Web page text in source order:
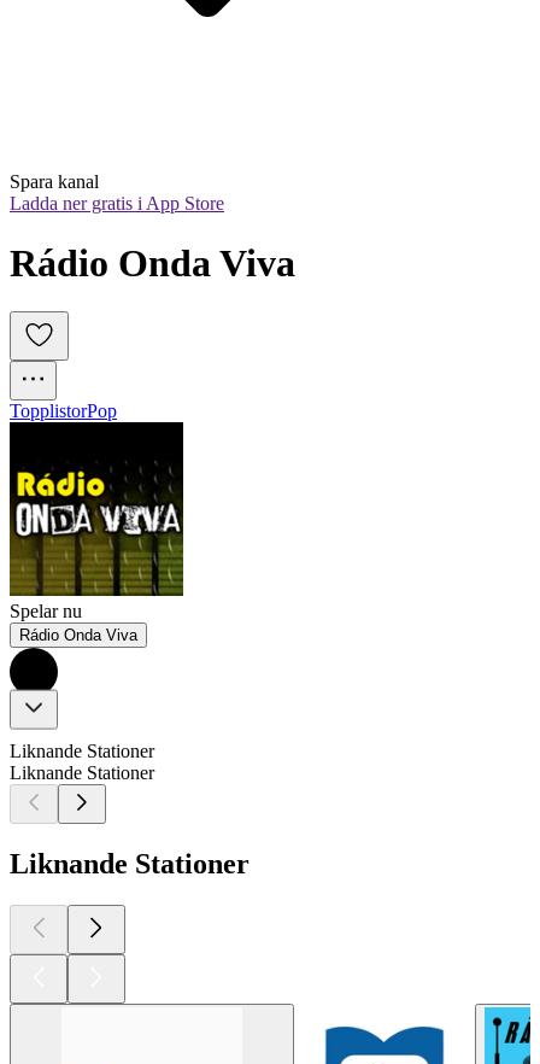
Spara kanal
Ladda ner gratis i App Store
Rádio Onda Viva
TopplistorPop
Spelar nu
Rádio Onda Viva
Liknande Stationer
Liknande Stationer
Liknande Stationer